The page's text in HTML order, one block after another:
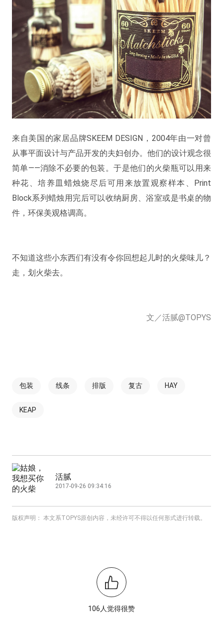
来自美国的家居品牌SKEEM DESIGN，2004年由一对曾
从事平面设计与产品开发的夫妇创办。他们的设计观念很
简单——消除不必要的包装。于是他们的火柴瓶可以用来
种花、培养皿蜡烛烧尽后可用来放置观察样本、Print
Block系列蜡烛用完后可以收纳厨房、浴室或是书桌的物
件，环保美观格调高。
不知道这些小东西们有没有令你回想起儿时的火柴味儿？
走，划火柴去。
文／活腻@TOPYS
包装 线条 排版 复古 HAY
KEAP
活腻
2017-09-26 09:34:16
版权声明： 本文系TOPYS原创内容，未经许可不得以任何形式进行转载。
106人觉得很赞